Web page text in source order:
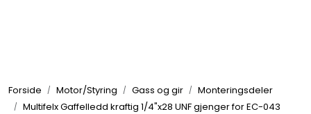
Forside Motor/Styring Gass og gir
Monteringsdeler
Multifelx Gaffelledd kraftig 1/4"x28 UNF gjenger for EC-043
Elektrisk